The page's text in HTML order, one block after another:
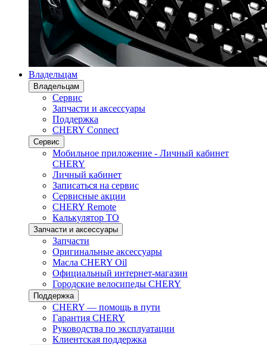
Владельцам
Владельцам
Сервис
Запчасти и аксессуары
Поддержка
CHERY Connect
Сервис
Мобильное приложение - Личный кабинет
CHERY
Личный кабинет
Записаться на сервис
Сервисные акции
CHERY Remote
Калькулятор ТО
Запчасти и аксессуары
Запчасти
Оригинальные аксессуары
Масла CHERY Oil
Официальный интернет-магазин
Городские велосипеды CHERY
Поддержка
CHERY — помощь в пути
Гарантия CHERY
Руководства по эксплуатации
Клиентская поддержка